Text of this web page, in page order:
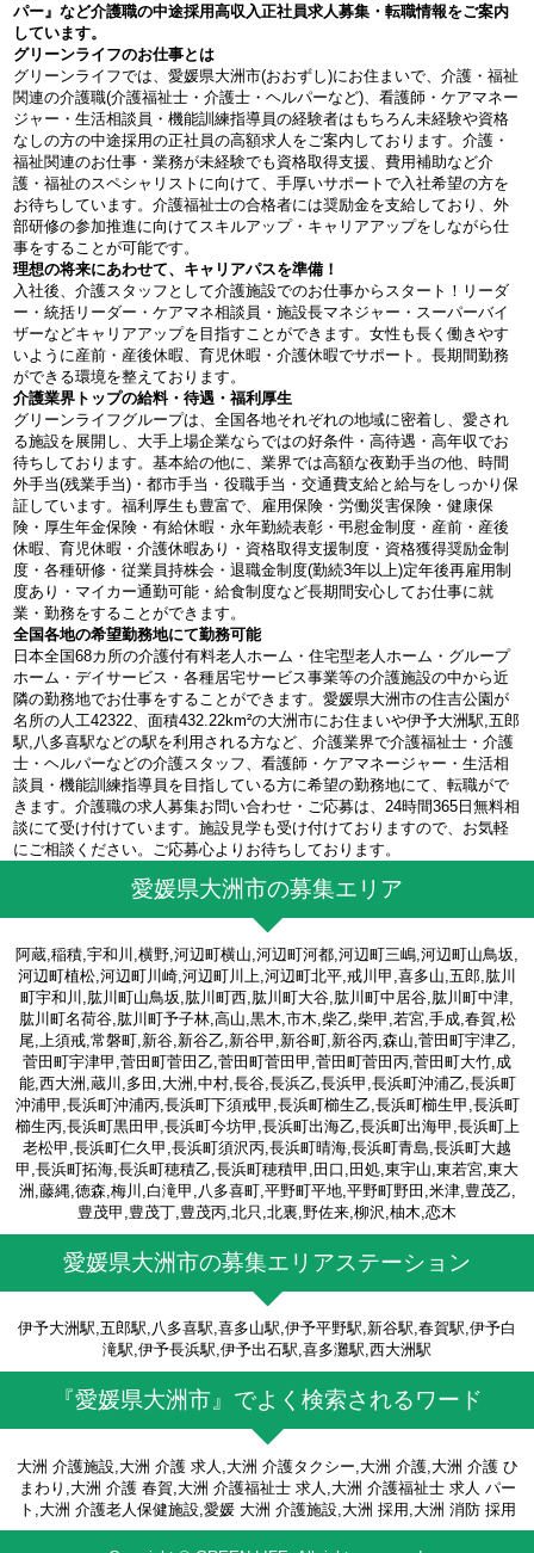
パー』など介護職の中途採用高収入正社員求人募集・転職情報をご案内
しています。
グリーンライフのお仕事とは
グリーンライフでは、愛媛県大洲市(おおずし)にお住まいで、介護・福祉
関連の介護職(介護福祉士・介護士・ヘルパーなど)、看護師・ケアマネー
ジャー・生活相談員・機能訓練指導員の経験者はもちろん未経験や資格
なしの方の中途採用の正社員の高額求人をご案内しております。介護・
福祉関連のお仕事・業務が未経験でも資格取得支援、費用補助など介
護・福祉のスペシャリストに向けて、手厚いサポートで入社希望の方を
お待ちしています。介護福祉士の合格者には奨励金を支給しており、外
部研修の参加推進に向けてスキルアップ・キャリアアップをしながら仕
事をすることが可能です。
理想の将来にあわせて、キャリアパスを準備！
入社後、介護スタッフとして介護施設でのお仕事からスタート！リーダ
ー・統括リーダー・ケアマネ相談員・施設長マネジャー・スーパーバイ
ザーなどキャリアアップを目指すことができます。女性も長く働きやす
いように産前・産後休暇、育児休暇・介護休暇でサポート。長期間勤務
ができる環境を整えております。
介護業界トップの給料・待遇・福利厚生
グリーンライフグループは、全国各地それぞれの地域に密着し、愛され
る施設を展開し、大手上場企業ならではの好条件・高待遇・高年収でお
待ちしております。基本給の他に、業界では高額な夜勤手当の他、時間
外手当(残業手当)・都市手当・役職手当・交通費支給と給与をしっかり保
証しています。福利厚生も豊富で、雇用保険・労働災害保険・健康保
険・厚生年金保険・有給休暇・永年勤続表彰・弔慰金制度・産前・産後
休暇、育児休暇・介護休暇あり・資格取得支援制度・資格獲得奨励金制
度・各種研修・従業員持株会・退職金制度(勤続3年以上)定年後再雇用制
度あり・マイカー通勤可能・給食制度など長期間安心してお仕事に就
業・勤務をすることができます。
全国各地の希望勤務地にて勤務可能
日本全国68カ所の介護付有料老人ホーム・住宅型老人ホーム・グループ
ホーム・デイサービス・各種居宅サービス事業等の介護施設の中から近
隣の勤務地でお仕事をすることができます。愛媛県大洲市の住吉公園が
名所の人工42322、面積432.22km²の大洲市にお住まいや伊予大洲駅,五郎
駅,八多喜駅などの駅を利用される方など、介護業界で介護福祉士・介護
士・ヘルパーなどの介護スタッフ、看護師・ケアマネージャー・生活相
談員・機能訓練指導員を目指している方に希望の勤務地にて、転職がで
きます。介護職の求人募集お問い合わせ・ご応募は、24時間365日無料相
談にて受け付けています。施設見学も受け付けておりますので、お気軽
にご相談ください。ご応募心よりお待ちしております。
愛媛県大洲市の募集エリア
阿蔵,稲積,宇和川,横野,河辺町横山,河辺町河都,河辺町三嶋,河辺町山鳥坂,
河辺町植松,河辺町川崎,河辺町川上,河辺町北平,戒川甲,喜多山,五郎,肱川
町宇和川,肱川町山鳥坂,肱川町西,肱川町大谷,肱川町中居谷,肱川町中津,
肱川町名荷谷,肱川町予子林,高山,黒木,市木,柴乙,柴甲,若宮,手成,春賀,松
尾,上須戒,常磐町,新谷,新谷乙,新谷甲,新谷町,新谷丙,森山,菅田町宇津乙,
菅田町宇津甲,菅田町菅田乙,菅田町菅田甲,菅田町菅田丙,菅田町大竹,成
能,西大洲,蔵川,多田,大洲,中村,長谷,長浜乙,長浜甲,長浜町沖浦乙,長浜町
沖浦甲,長浜町沖浦丙,長浜町下須戒甲,長浜町櫛生乙,長浜町櫛生甲,長浜町
櫛生丙,長浜町黒田甲,長浜町今坊甲,長浜町出海乙,長浜町出海甲,長浜町上
老松甲,長浜町仁久甲,長浜町須沢丙,長浜町晴海,長浜町青島,長浜町大越
甲,長浜町拓海,長浜町穂積乙,長浜町穂積甲,田口,田処,東宇山,東若宮,東大
洲,藤縄,徳森,梅川,白滝甲,八多喜町,平野町平地,平野町野田,米津,豊茂乙,
豊茂甲,豊茂丁,豊茂丙,北只,北裏,野佐来,柳沢,柚木,恋木
愛媛県大洲市の募集エリアステーション
伊予大洲駅,五郎駅,八多喜駅,喜多山駅,伊予平野駅,新谷駅,春賀駅,伊予白
滝駅,伊予長浜駅,伊予出石駅,喜多灘駅,西大洲駅
『愛媛県大洲市』でよく検索されるワード
大洲 介護施設,大洲 介護 求人,大洲 介護タクシー,大洲 介護,大洲 介護 ひ
まわり,大洲 介護 春賀,大洲 介護福祉士 求人,大洲 介護福祉士 求人 パー
ト,大洲 介護老人保健施設,愛媛 大洲 介護施設,大洲 採用,大洲 消防 採用